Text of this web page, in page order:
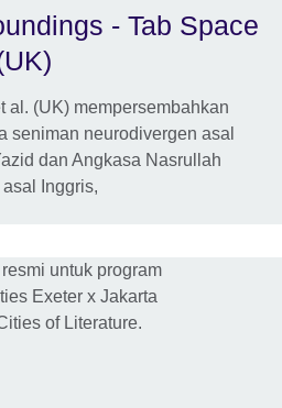
- Tab Space
al. (UK) mempersembahkan
seniman neurodivergen asal
dan Angkasa Nasrullah
Inggris,